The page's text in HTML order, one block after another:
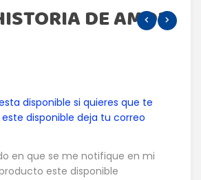
DE AMOR
disponible si quieres que te
disponible deja tu correo
en que se me notifique en mi
este disponible